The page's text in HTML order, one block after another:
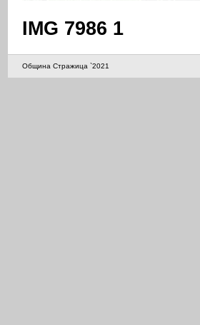
IMG 7986 1
Община Стражица `2021